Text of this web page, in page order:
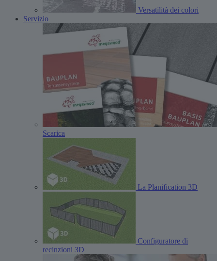
Versatilità dei colori
Servizio
Scarica
La Planification 3D
Configuratore di
recinzioni 3D